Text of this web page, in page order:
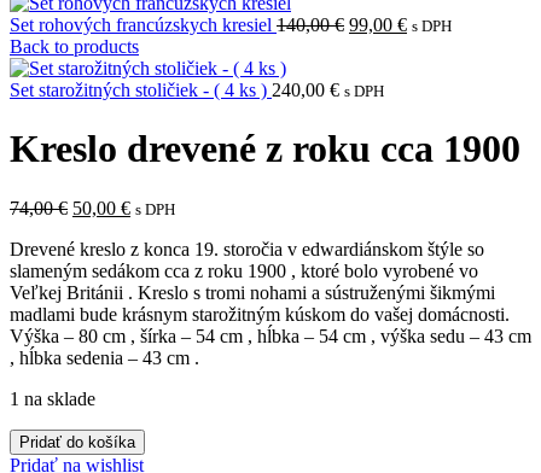
Set rohových francúzskych kresiel 140,00€ Pôvodná
140,00 €.
99,00 €Aktuálna
s DPH
Back to products
Set starožitných stoličiek - ( 4 ks ) 240,00 € s DPH
Kreslo drevené z roku cca 1900
74,00€ Pôvodná
bola:
74,00 €.
50,00 €Aktuálna
je:
50,00 €.
s DPH
Drevené kreslo z konca 19. storočia v edwardiánskom štýle so
slameným sedákom cca z roku 1900 , ktoré bolo vyrobené vo
Veľkej Británii . Kreslo s tromi nohami a sústruženými šikmými
madlami bude krásnym starožitným kúskom do vašej domácnosti.
Výška – 80 cm , šírka – 54 cm , hĺbka – 54 cm , výška sedu – 43 cm
, hĺbka sedenia – 43 cm .
1 na sklade
množstvo
Kreslo
Pridať do košíka
Pridať na wishlist